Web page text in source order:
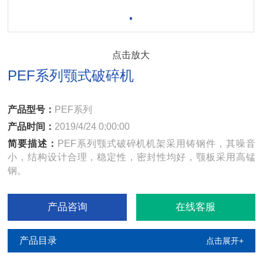
点击放大
PEF系列颚式破碎机
产品型号： PEF系列
产品时间： 2019/4/24 0:00:00
简要描述： PEF系列颚式破碎机机架采用铸钢件，其噪音
小，结构设计合理，稳定性，密封性均好，颚板采用高锰
钢。
产品咨询 在线客服
产品目录 点击展开+